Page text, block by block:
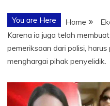
You are Here Home
Karena ia juga telah
pemeriksaan dari polisi,
menghargai pihak penyelidik.